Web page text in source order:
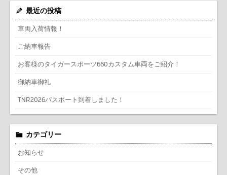
最近の投稿
車両入荷情報！
ご納車報告
お客様のタイガースポーツ660カスタム車両をご紹介！
御納車御礼
TNR2026パスポート到着しました！
カテゴリー
お知らせ
その他